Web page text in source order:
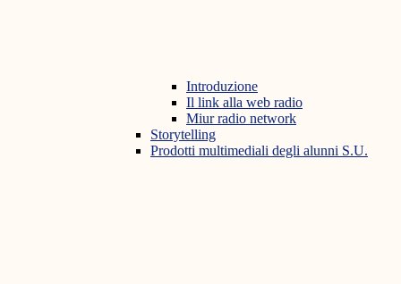
Introduzione
Il link alla web radio
Miur radio network
Storytelling
Prodotti multimediali degli alunni S.U.